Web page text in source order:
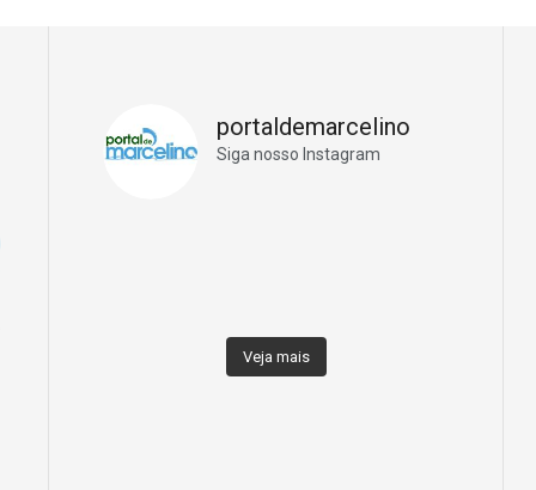
portaldemarcelino
Siga nosso Instagram
Veja mais